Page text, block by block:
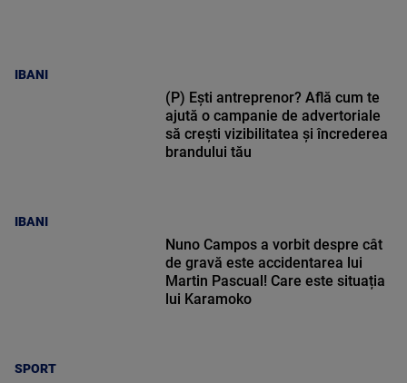
IBANI
IBANI
(P) Ești antreprenor? Află cum te
ajută o campanie de advertoriale
să crești vizibilitatea și încrederea
brandului tău
SPORT
Nuno Campos a vorbit despre cât
de gravă este accidentarea lui
Martin Pascual! Care este situația
lui Karamoko